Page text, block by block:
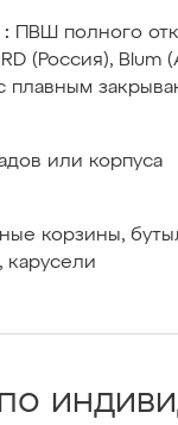
ПВШ полного
(Россия), Blum
плавным
или корпуса
корзины,
карусели